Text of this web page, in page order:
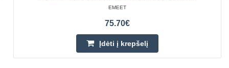
EMEET
75.70€
Įdėti į krepšelį